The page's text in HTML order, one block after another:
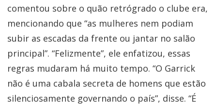
comentou sobre o quão retrógrado o clube era,
mencionando que “as mulheres nem podiam
subir as escadas da frente ou jantar no salão
principal”. “Felizmente”, ele enfatizou, essas
regras mudaram há muito tempo. “O Garrick
não é uma cabala secreta de homens que estão
silenciosamente governando o país”, disse. “É